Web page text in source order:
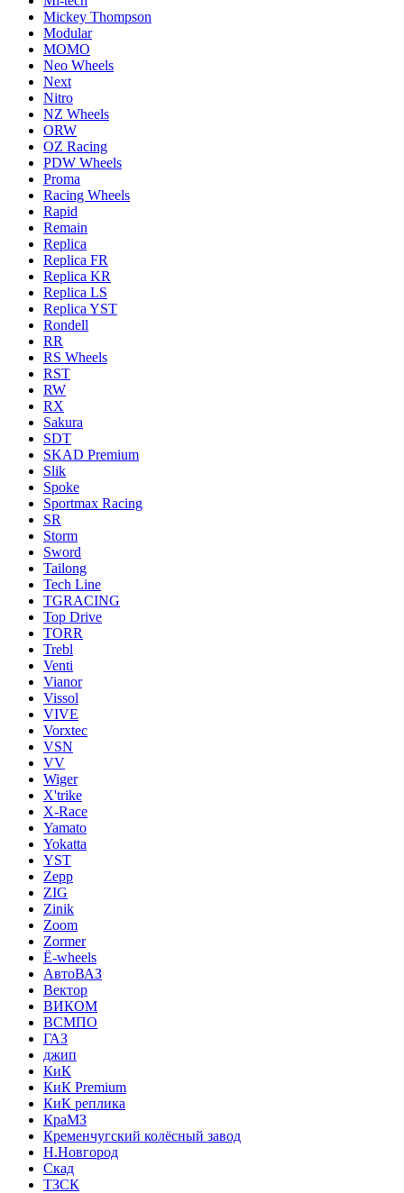
Mickey Thompson
Modular
MOMO
Neo Wheels
Next
Nitro
NZ Wheels
ORW
OZ Racing
PDW Wheels
Proma
Racing Wheels
Rapid
Remain
Replica
Replica FR
Replica KR
Replica LS
Replica YST
Rondell
RR
RS Wheels
RST
RW
RX
Sakura
SDT
SKAD Premium
Slik
Spoke
Sportmax Racing
SR
Storm
Sword
Tailong
Tech Line
TGRACING
Top Drive
TORR
Trebl
Venti
Vianor
Vissol
VIVE
Vorxtec
VSN
VV
Wiger
X'trike
X-Race
Yamato
Yokatta
YST
Zepp
ZIG
Zinik
Zoom
Zormer
Ё-wheels
АвтоВАЗ
Вектор
ВИКОМ
ВСМПО
ГАЗ
джип
КиК
КиК Premium
КиК реплика
КраМЗ
Кременчугский колёсный завод
Н.Новгород
Скад
ТЗСК